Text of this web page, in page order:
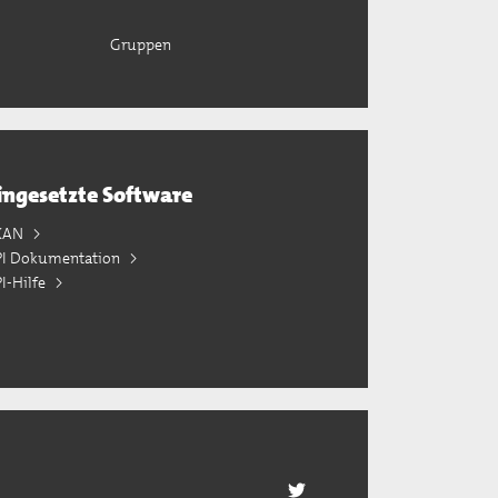
Gruppen
Software
Dokumentation
Hilfe